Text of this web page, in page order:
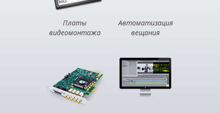
Платы
видеомонтажа
Автоматизация
вещания